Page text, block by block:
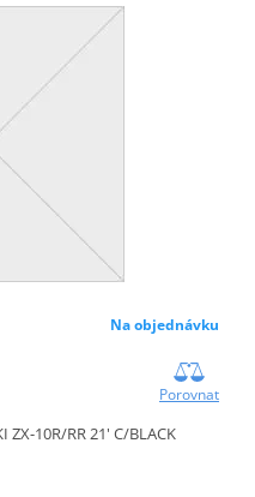
Na objednávku
Porovnat
ZX-10R/RR 21' C/BLACK